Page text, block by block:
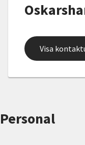
Sök kurser
Om SV
Nyheter
Visa
Personal